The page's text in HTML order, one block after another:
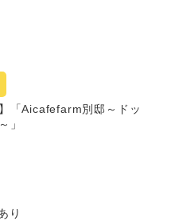
「Aicafefarm別邸～ドッ
」
り